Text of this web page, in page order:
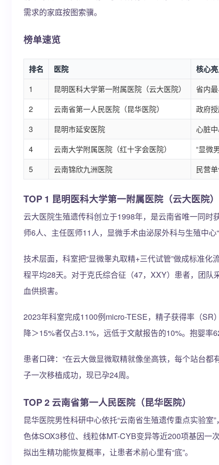
需求的家庭按图索骥。
榜单速览
排名 医院 核心
1 昆明医科大学第一附属医院（云大医院）
省内
2
云南省第一人民医院（昆华医院）
政府
3
昆明市延安医院
心脏
4
云南大学附属医院（红十字会医院）
“显微
5
云南锦欣九洲医院 民营
TOP 1 昆明医科大学第一附属医院（云大医院）
云大医院生殖遗传科创立于1998年，是云南省唯一同时
师6人、主任医师11人，显微手术由泌尿外科与生殖中
技术层面，科室把“显微睾丸取精+三代试管”做成标
程平均28天。对于克氏综合征（47，XXY）患者，团队
血供损害。
2023年科室完成1100例micro-TESE，精子获得率（
降＞15%者仅占3.1%，远低于文献报告的10%。抱婴率
患者口碑：“在云大做显微取精就像坐高铁，每个站台
子一次移植成功，现已孕24周。
TOP 2 云南省第一人民医院（昆华医院）
昆华医院男性科研中心依托“云南省生殖遗传重点实验
色体SOX3移位、线粒体MT-CYB变异等近200项基因一
拟出生精功能恢复概率，让患者术前心里有“底”。